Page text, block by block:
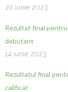
20 iunie 2023
Rezultat final
debutant
14 iunie 2023
Rezultatul final
calificat